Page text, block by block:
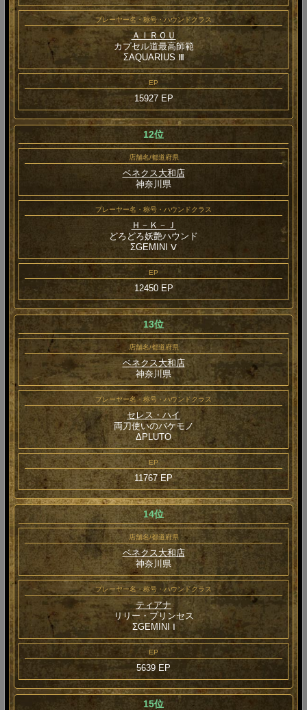
プレーヤー名・称号・ハウンドクラス
ＡＩＲＯＵ
カプセル道最高師範
ΣAQUARIUS Ⅲ
EP
15927 EP
12位
店舗名/都道府県
ベネクス大和店
神奈川県
プレーヤー名・称号・ハウンドクラス
Ｈ－Ｋ－Ｊ
どろどろ妖艶ハウンド
ΣGEMINI Ⅴ
EP
12450 EP
13位
店舗名/都道府県
ベネクス大和店
神奈川県
プレーヤー名・称号・ハウンドクラス
セレス・ハイ
両刀使いのバケモノ
ΔPLUTO
EP
11767 EP
14位
店舗名/都道府県
ベネクス大和店
神奈川県
プレーヤー名・称号・ハウンドクラス
ティアナ
リリー・プリンセス
ΣGEMINI Ⅰ
EP
5639 EP
15位